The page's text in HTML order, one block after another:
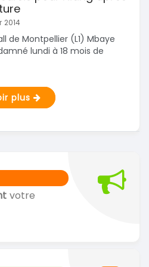
votre
2014
de Montpellier (L1) Mbaye
lundi à 18 mois de
plus